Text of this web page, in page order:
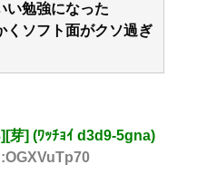
い勉強になった
くソフト面がクソ過ぎ
芽] (ﾜｯﾁｮｲ d3d9-5gna)